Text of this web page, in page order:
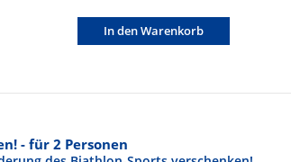
In den Warenkorb
- für 2 Personen